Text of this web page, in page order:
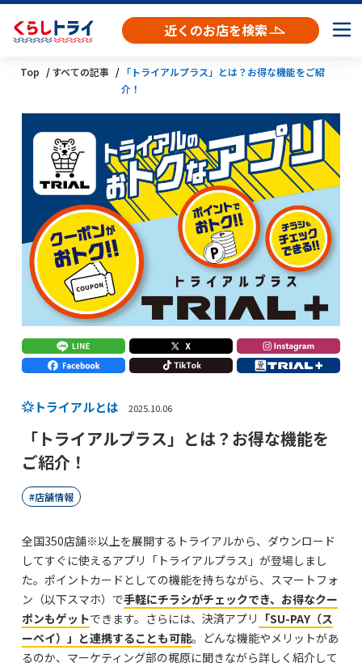
近くのお店を検索
Top すべての記事
「トライアルプラス」とは？お得な機能をご紹
介！
トライアルとは 2025.10.06
「トライアルプラス」とは？お得な機能を
ご紹介！
店舗情報
全国350店舗※以上を展開するトライアルから、ダウンロード
してすぐに使えるアプリ「トライアルプラス」が登場しまし
た。ポイントカードとしての機能を持ちながら、スマートフォ
ン（以下スマホ）で手軽にチラシがチェックでき、お得なクー
ポンもゲットできます。さらには、決済アプリ 「SU-PAY（ス
ーペイ）」と連携することも可能。どんな機能やメリットがあ
るのか、マーケティング部の梶原に聞きながら詳しく紹介して